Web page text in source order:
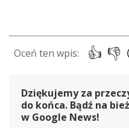
Dziękujemy za
do końca. Bądź na
w Google News!